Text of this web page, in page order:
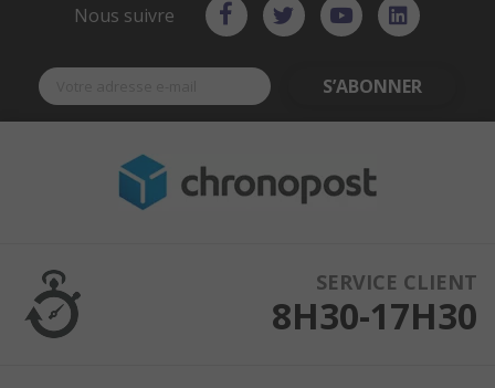
Nous suivre
S’ABONNER
SERVICE CLIENT
8H30-17H30